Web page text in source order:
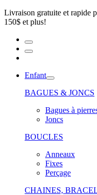
Livraison gratuite et rapide
150$ et plus!
Enfant
BAGUES & JONCS
Bagues à
Joncs
BOUCLES
Anneaux
Fixes
Perçage
CHAINES,